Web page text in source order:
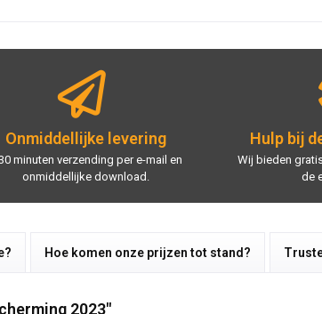
Onmiddellijke levering
minuten verzending per e-mail en
onmiddellijke download.
Hulp bij
Wij bieden
de
Hoe komen onze prijzen tot stand?
2023"